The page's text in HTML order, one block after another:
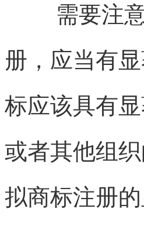
需要注
册，应当有
标应该具有
或者其他组
拟商标注册